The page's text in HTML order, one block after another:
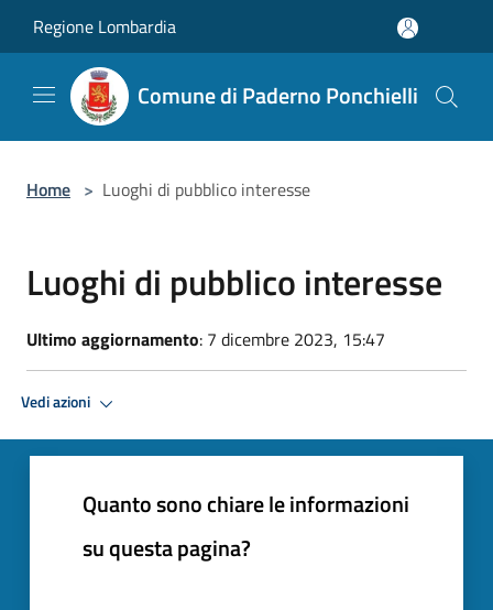
Regione Lombardia
Comune di Paderno Ponchielli
Home > Luoghi di pubblico interesse
Luoghi di pubblico interesse
Ultimo aggiornamento: 7 dicembre 2023, 15:47
Vedi azioni
Quanto sono chiare le informazioni
su questa pagina?